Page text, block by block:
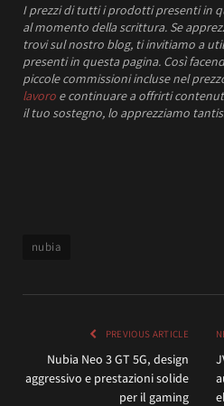
I prezzidi tutti i prodotti presenti in
al momento della scrittura. Se
trovi sul nostro blog, ti invitiamo a
presenti in questa pagina. Così
piccole commissioni incluse nel
lavoro e continuare a offrirti
il tuo sostegno, lo apprezziamo
nubia
PREVIOUS ARTICLE
Nubia Neo 3 GT 5G, design
aggressivo e prestazioni solide
per il gaming